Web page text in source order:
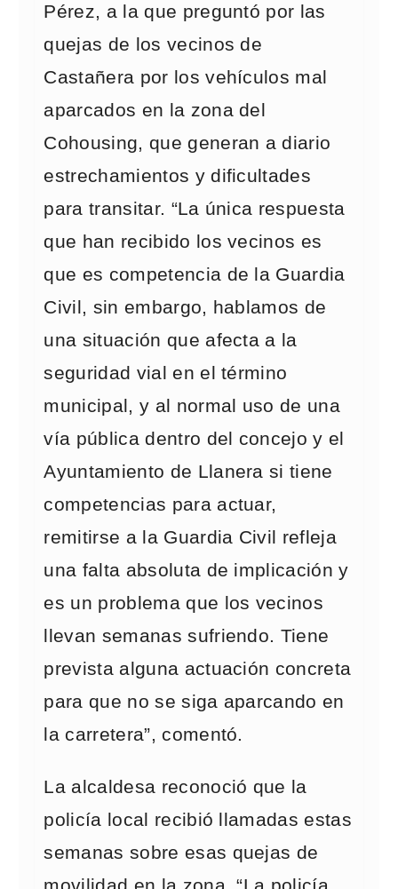
Pérez, a la que preguntó por las
quejas de los vecinos de
Castañera por los vehículos mal
aparcados en la zona del
Cohousing, que generan a diario
estrechamientos y dificultades
para transitar. “La única respuesta
que han recibido los vecinos es
que es competencia de la Guardia
Civil, sin embargo, hablamos de
una situación que afecta a la
seguridad vial en el término
municipal, y al normal uso de una
vía pública dentro del concejo y el
Ayuntamiento de Llanera si tiene
competencias para actuar,
remitirse a la Guardia Civil refleja
una falta absoluta de implicación y
es un problema que los vecinos
llevan semanas sufriendo. Tiene
prevista alguna actuación concreta
para que no se siga aparcando en
la carretera”, comentó.
La alcaldesa reconoció que la
policía local recibió llamadas estas
semanas sobre esas quejas de